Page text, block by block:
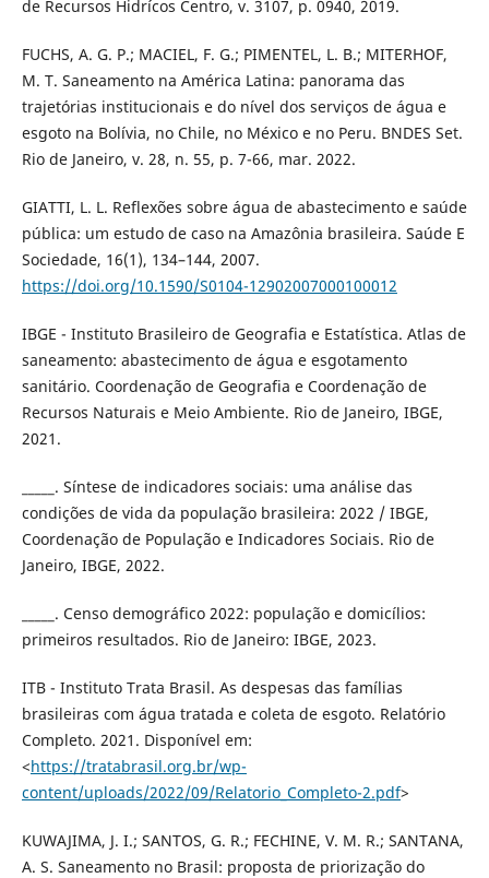
de Recursos Hidrícos Centro, v. 3107, p. 0940, 2019.
FUCHS, A. G. P.; MACIEL, F. G.; PIMENTEL, L. B.; MITERHOF,
M. T. Saneamento na América Latina: panorama das
trajetórias institucionais e do nível dos serviços de água e
esgoto na Bolívia, no Chile, no México e no Peru. BNDES Set.
Rio de Janeiro, v. 28, n. 55, p. 7-66, mar. 2022.
GIATTI, L. L. Reflexões sobre água de abastecimento e saúde
pública: um estudo de caso na Amazônia brasileira. Saúde E
Sociedade, 16(1), 134–144, 2007.
https://doi.org/10.1590/S0104-12902007000100012
IBGE - Instituto Brasileiro de Geografia e Estatística. Atlas de
saneamento: abastecimento de água e esgotamento
sanitário. Coordenação de Geografia e Coordenação de
Recursos Naturais e Meio Ambiente. Rio de Janeiro, IBGE,
2021.
_____. Síntese de indicadores sociais: uma análise das
condições de vida da população brasileira: 2022 / IBGE,
Coordenação de População e Indicadores Sociais. Rio de
Janeiro, IBGE, 2022.
_____. Censo demográfico 2022: população e domicílios:
primeiros resultados. Rio de Janeiro: IBGE, 2023.
ITB - Instituto Trata Brasil. As despesas das famílias
brasileiras com água tratada e coleta de esgoto. Relatório
Completo. 2021. Disponível em:
<https://tratabrasil.org.br/wp-
content/uploads/2022/09/Relatorio_Completo-2.pdf>
KUWAJIMA, J. I.; SANTOS, G. R.; FECHINE, V. M. R.; SANTANA,
A. S. Saneamento no Brasil: proposta de priorização do